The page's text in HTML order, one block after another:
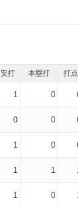
安打 本塁打 打点
1 0
0 0
1 0
1 1
1 0